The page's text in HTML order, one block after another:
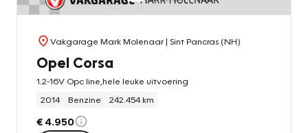
Vakgarage Mark Molenaar| Sint Pancras (NH)
Opel Corsa
1.2-16V Opc line,hele leuke uitvoering
2014
Benzine 242.454 km
€ 4.950